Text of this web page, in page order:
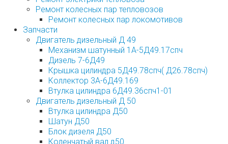
Ремонт колесных пар тепловозов
Ремонт колесных пар локомотивов
Запчасти
Двигатель дизельный Д 49
Механизм шатунный 1А-5Д49.17спч
Дизель 7-6Д49
Крышка цилиндра 5Д49.78спч( Д26.78спч)
Коллектор 3А-6Д49.169
Втулка цилиндра 6Д49.36спч1-01
Двигатель дизельный Д 50
Втулка цилиндра Д50
Шатун Д50
Блок дизеля Д50
Коленчатый вал д50